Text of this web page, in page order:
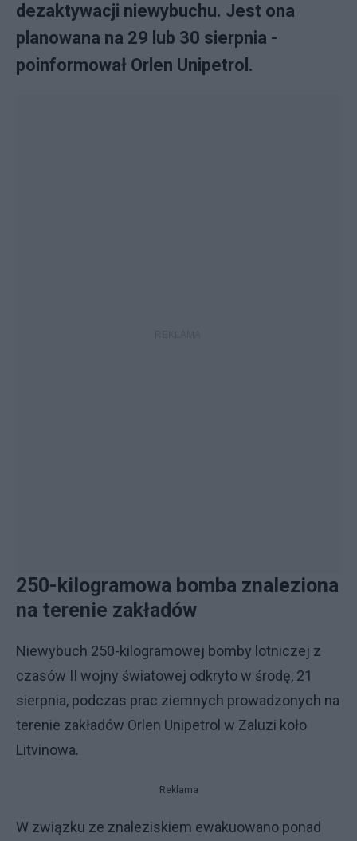
dezaktywacji niewybuchu. Jest ona
planowana na 29 lub 30 sierpnia -
poinformował Orlen Unipetrol.
250-kilogramowa bomba znaleziona
na terenie zakładów
Niewybuch 250-kilogramowej bomby lotniczej z
czasów II wojny światowej odkryto w środę, 21
sierpnia, podczas prac ziemnych prowadzonych na
terenie zakładów Orlen Unipetrol w Zaluzi koło
Litvinowa.
Reklama
W związku ze znaleziskiem ewakuowano ponad